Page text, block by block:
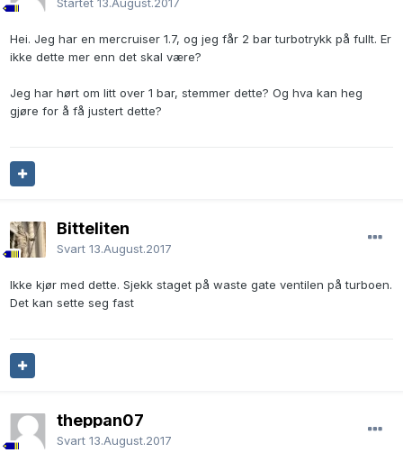
Startet 13.August.2017
Hei. Jeg har en mercruiser 1.7, og jeg får 2 bar turbotrykk på fullt. Er
ikke dette mer enn det skal være?
Jeg har hørt om litt over 1 bar, stemmer dette? Og hva kan heg
gjøre for å få justert dette?
Bitteliten
Svart 13.August.2017
Ikke kjør med dette. Sjekk staget på waste gate ventilen på turboen.
Det kan sette seg fast
theppan07
Svart 13.August.2017